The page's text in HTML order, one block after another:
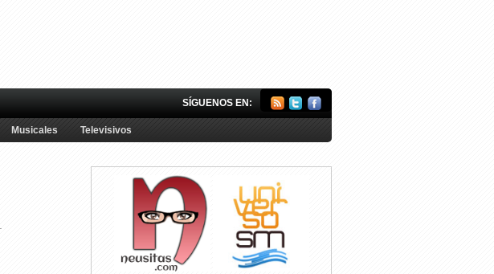
SÍGUENOS EN:
Musicales Televisivos